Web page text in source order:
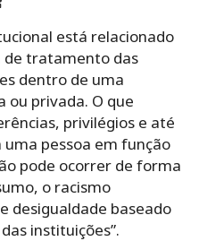
está relacionado
de tratamento das
dentro de uma
ou privada. O que
privilégios e até
pessoa em função
pode ocorrer de forma
o racismo
desigualdade baseado
instituições”.